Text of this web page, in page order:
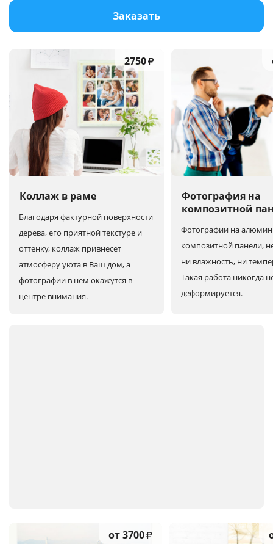
Заказать
Коллаж в раме
2750₽
Благодаря фактурной поверхности
дерева, его приятной текстуре и
оттенку, коллаж привнесет
атмосферу уюта в Ваш дом, а
фотографии в нём окажутся в
центре внимания.
Фотография на
композитной
Фотографии на
композитной панели,
ни влажность, ни
Такая работа никогда
деформируется.
от 3700₽